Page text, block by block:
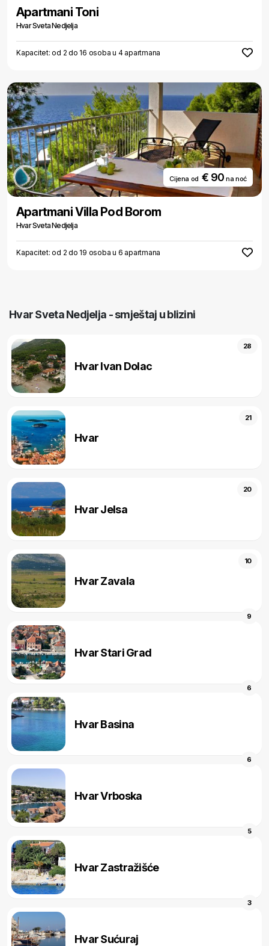
Apartmani Toni
Hvar Sveta Nedjelja
Kapacitet: od 2 do 16 osoba u 4 apartmana
Cijena od € 90na noć
Apartmani Villa Pod Borom
Hvar Sveta Nedjelja
Kapacitet: od 2 do 19 osoba u 6 apartmana
Hvar Sveta Nedjelja - smještaj u blizini
Hvar Ivan Dolac
28
Hvar
21
Hvar Jelsa
20
Hvar Zavala
10
Hvar Stari Grad
9
Hvar Basina
6
Hvar Vrboska
6
Hvar Zastražišće
5
Hvar Sućuraj
3